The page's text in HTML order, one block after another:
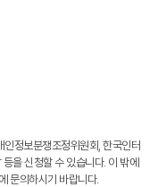
인정보분쟁조정위원회, 한국인터
을 신청할 수 있습니다. 이 밖에
문의하시기 바랍니다.